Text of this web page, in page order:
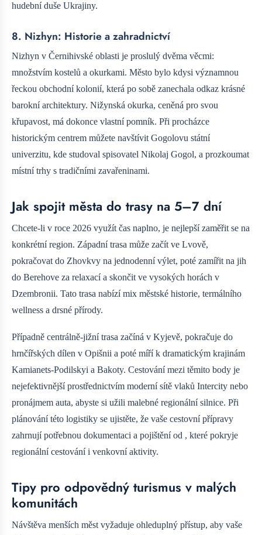
hudební duše Ukrajiny.
8. Nizhyn: Historie a zahradnictví
Nizhyn v Černihivské oblasti je proslulý dvěma věcmi:
množstvím kostelů a okurkami. Město bylo kdysi významnou
řeckou obchodní kolonií, která po sobě zanechala odkaz krásné
barokní architektury. Nižynská okurka, ceněná pro svou
křupavost, má dokonce vlastní pomník. Při procházce
historickým centrem můžete navštívit Gogolovu státní
univerzitu, kde studoval spisovatel Nikolaj Gogol, a prozkoumat
místní trhy s tradičními zavařeninami.
Jak spojit města do trasy na 5–7 dní
Chcete-li v roce 2026 využít čas naplno, je nejlepší zaměřit se na
konkrétní region. Západní trasa může začít ve Lvově,
pokračovat do Zhovkvy na jednodenní výlet, poté zamířit na jih
do Berehove za relaxací a skončit ve vysokých horách v
Dzembronii. Tato trasa nabízí mix městské historie, termálního
wellness a drsné přírody.
Případně centrálně-jižní trasa začíná v Kyjevě, pokračuje do
hrnčířských dílen v Opišnii a poté míří k dramatickým krajinám
Kamianets-Podilskyi a Bakoty. Cestování mezi těmito body je
nejefektivnější prostřednictvím moderní sítě vlaků Intercity nebo
pronájmem auta, abyste si užili malebné regionální silnice. Při
plánování této logistiky se ujistěte, že vaše cestovní přípravy
zahrnují potřebnou dokumentaci a pojištění od , které pokryje
regionální cestování i venkovní aktivity.
Tipy pro odpovědný turismus v malých
komunitách
Návštěva menších měst vyžaduje ohleduplný přístup, aby vaše